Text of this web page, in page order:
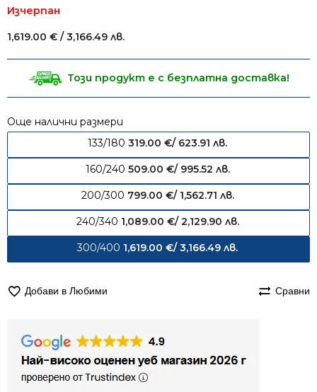
Изчерпан
1,619.00 € / 3,166.49 лв.
Този продукт е с безплатна доставка!
Още налични размери
133/180 319.00 €/ 623.91 лв.
160/240 509.00 €/ 995.52 лв.
200/300 799.00 €/ 1,562.71 лв.
240/340 1,089.00 €/ 2,129.90 лв.
300/400 1,619.00 €/ 3,166.49 лв.
Добави в Любими Сравни